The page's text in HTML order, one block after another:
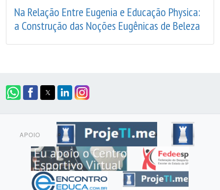
Na Relação Entre Eugenia e Educação Physica:
a Construção das Noções Eugênicas de Beleza
APOIO